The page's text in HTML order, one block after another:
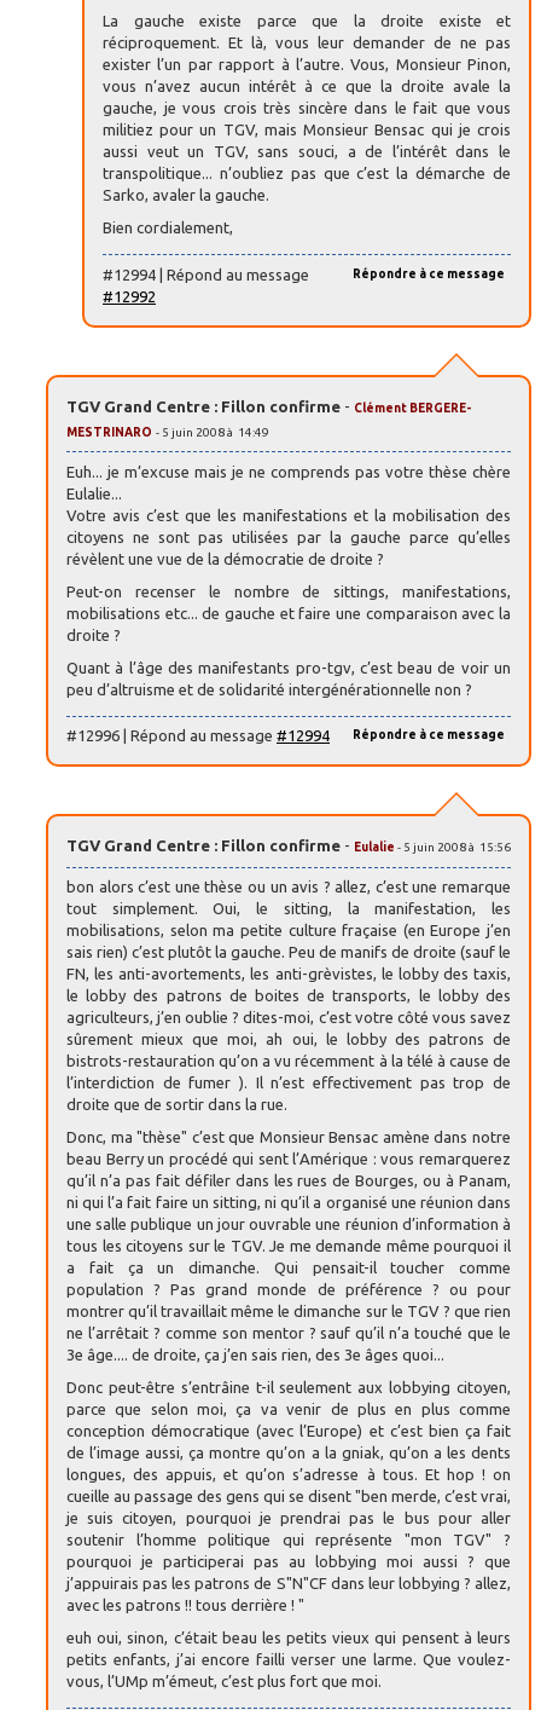
La gauche existe parce que la droite existe et
réciproquement. Et là, vous leur demander de ne pas
exister l’un par rapport à l’autre. Vous, Monsieur Pinon,
vous n’avez aucun intérêt à ce que la droite avale la
gauche, je vous crois très sincère dans le fait que vous
militiez pour un TGV, mais Monsieur Bensac qui je crois
aussi veut un TGV, sans souci, a de l’intérêt dans le
transpolitique... n’oubliez pas que c’est la démarche de
Sarko, avaler la gauche.
Bien cordialement,
Répondre à ce message
#12994 | Répond au message
#12992
TGV Grand Centre : Fillon confirme - Clément BERGERE-
MESTRINARO - 5 juin 2008 à 14:49
Euh... je m’excuse mais je ne comprends pas votre thèse chère
Eulalie...
Votre avis c’est que les manifestations et la mobilisation des
citoyens ne sont pas utilisées par la gauche parce qu’elles
révèlent une vue de la démocratie de droite ?
Peut-on recenser le nombre de sittings, manifestations,
mobilisations etc... de gauche et faire une comparaison avec la
droite ?
Quant à l’âge des manifestants pro-tgv, c’est beau de voir un
peu d’altruisme et de solidarité intergénérationnelle non ?
Répondre à ce message
#12996 | Répond au message #12994
TGV Grand Centre : Fillon confirme - Eulalie - 5 juin 2008 à 15:56
bon alors c’est une thèse ou un avis ? allez, c’est une remarque
tout simplement. Oui, le sitting, la manifestation, les
mobilisations, selon ma petite culture fraçaise (en Europe j’en
sais rien) c’est plutôt la gauche. Peu de manifs de droite (sauf le
FN, les anti-avortements, les anti-grèvistes, le lobby des taxis,
le lobby des patrons de boites de transports, le lobby des
agriculteurs, j’en oublie ? dites-moi, c’est votre côté vous savez
sûrement mieux que moi, ah oui, le lobby des patrons de
bistrots-restauration qu’on a vu récemment à la télé à cause de
l’interdiction de fumer ). Il n’est effectivement pas trop de
droite que de sortir dans la rue.
Donc, ma "thèse" c’est que Monsieur Bensac amène dans notre
beau Berry un procédé qui sent l’Amérique : vous remarquerez
qu’il n’a pas fait défiler dans les rues de Bourges, ou à Panam,
ni qui l’a fait faire un sitting, ni qu’il a organisé une réunion dans
une salle publique un jour ouvrable une réunion d’information à
tous les citoyens sur le TGV. Je me demande même pourquoi il
a fait ça un dimanche. Qui pensait-il toucher comme
population ? Pas grand monde de préférence ? ou pour
montrer qu’il travaillait même le dimanche sur le TGV ? que rien
ne l’arrêtait ? comme son mentor ? sauf qu’il n’a touché que le
3e âge.... de droite, ça j’en sais rien, des 3e âges quoi...
Donc peut-être s’entrâine t-il seulement aux lobbying citoyen,
parce que selon moi, ça va venir de plus en plus comme
conception démocratique (avec l’Europe) et c’est bien ça fait
de l’image aussi, ça montre qu’on a la gniak, qu’on a les dents
longues, des appuis, et qu’on s’adresse à tous. Et hop ! on
cueille au passage des gens qui se disent "ben merde, c’est vrai,
je suis citoyen, pourquoi je prendrai pas le bus pour aller
soutenir l’homme politique qui représente "mon TGV" ?
pourquoi je participerai pas au lobbying moi aussi ? que
j’appuirais pas les patrons de S"N"CF dans leur lobbying ? allez,
avec les patrons !! tous derrière ! "
euh oui, sinon, c’était beau les petits vieux qui pensent à leurs
petits enfants, j’ai encore failli verser une larme. Que voulez-
vous, l’UMp m’émeut, c’est plus fort que moi.